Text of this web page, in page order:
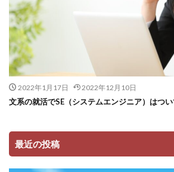
2022年1月17日 2022年12月10日
文系の就活でSE（システムエンジニア）はつ
最近の投稿